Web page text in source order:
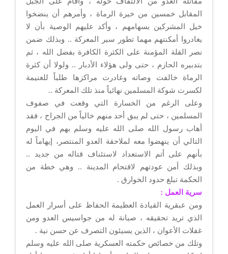
المقابل خمسين من خيرة الرماة ، وأمرهم أن ينضخوا
خيل المشركين بسهامهم ، وأكد عليهم الوصية بأن لا
يغادروا أمكنتهم مهما تطور سير المعركة .. وبذلك ضمن
نصر القلة المؤمنة على الكثرة الكافرة بفضل الله ، ثم
بتدبيره الحازم ، حتى ولى هؤلاء الأدبار .. ولولا أن كثرة
الرماة خالفت وصاته وغادرت مراكزها طلباً للغنيمة
لكسرت شوكة المسلمين نهائياً منذ تلك المعركة ..
وعلى الرغم من الخسارة التي وقعت في صفوف
المسلمين ، حتى لم يبق أحد منهم خالياً من الجراح ، فقد
أهاب رسول الله صلى الله عليه وسلم بهم في اليوم
التالي أن ينهضوا معه لملاحقة العدو المنتصر، إيهاماً له
بأنهم على أتم الاستعداد لاستئناف قتاله من جديد ..
وبذلك أمن عودتهم لاقتحام المدينة .. وهي خطة من
الحكمة تبلغ حدود الخوارق .
سرية العمل :
ومن عبقرية القيادة العظيمة الحفاظ على أسرار العمل
الذي تريد تحقيقه ، صيانة له من جواسيس العدو ومن
غفلات الأعوان ، الذين يسيئون التصرف عن حسن نية .
وتلك من خصائص حكمته العسكرية صلى الله عليه وسلم